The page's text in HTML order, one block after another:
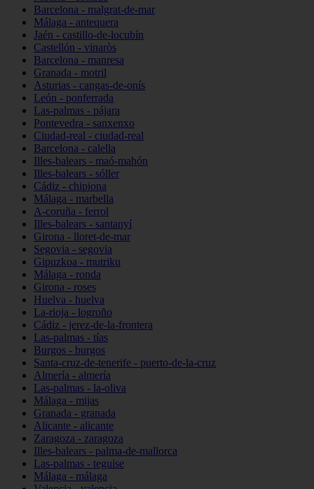
Barcelona - malgrat-de-mar
Málaga - antequera
Jaén - castillo-de-locubín
Castellón - vinaròs
Barcelona - manresa
Granada - motril
Asturias - cangas-de-onís
León - ponferrada
Las-palmas - pájara
Pontevedra - sanxenxo
Ciudad-real - ciudad-real
Barcelona - calella
Illes-balears - maó-mahón
Illes-balears - sóller
Cádiz - chipiona
Málaga - marbella
A-coruña - ferrol
Illes-balears - santanyí
Girona - lloret-de-mar
Segovia - segovia
Gipuzkoa - mutriku
Málaga - ronda
Girona - roses
Huelva - huelva
La-rioja - logroño
Cádiz - jerez-de-la-frontera
Las-palmas - tías
Burgos - burgos
Santa-cruz-de-tenerife - puerto-de-la-cruz
Almería - almería
Las-palmas - la-oliva
Málaga - mijas
Granada - granada
Alicante - alicante
Zaragoza - zaragoza
Illes-balears - palma-de-mallorca
Las-palmas - teguise
Málaga - málaga